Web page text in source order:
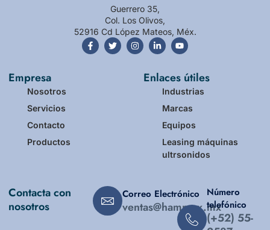
Guerrero 35,
Col. Los Olivos,
52916 Cd López Mateos, Méx.
Empresa
Nosotros
Servicios
Contacto
Productos
Enlaces útiles
Industrias
Marcas
Equipos
Leasing máquinas
ultrsonidos
Contacta con
nosotros
Correo Electrónico
ventas@hammex.mx
Número
telefónico
(+52) 55-